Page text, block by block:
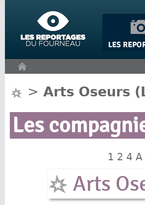
> Arts Oseurs
Les
1 2 4 A
Arts